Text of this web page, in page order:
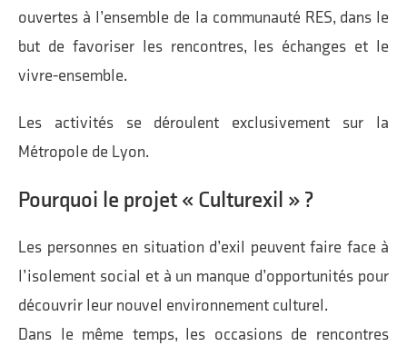
ouvertes à l’ensemble de la communauté RES, dans le
but de favoriser les rencontres, les échanges et le
vivre-ensemble.
Les activités se déroulent exclusivement sur la
Métropole de Lyon.
Pourquoi le projet « Culturexil » ?
Les personnes en situation d’exil peuvent faire face à
l’isolement social et à un manque d’opportunités pour
découvrir leur nouvel environnement culturel.
Dans le même temps, les occasions de rencontres